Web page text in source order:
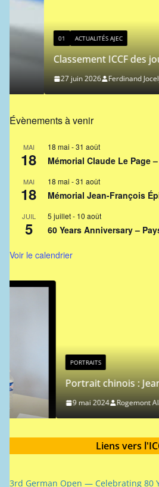
ACTUALITÉS AJEC
Classement ICCF des joueurs
27 juin 2026 Ferdinand Jocelyn
Évènements à venir
MAI
18
18 mai -31 août
Mémorial Claude Le Page
MAI
18
18 mai -31 août
Mémorial Jean-François
JUIL
5
5 juillet- 10 août
60 Years Anniversary –
Voir le calendrier
Portrait chinois : Jean-Michel
9 mai 2024 Rogemont Alain
Liens vers
3rd German Open — Celebrating 80